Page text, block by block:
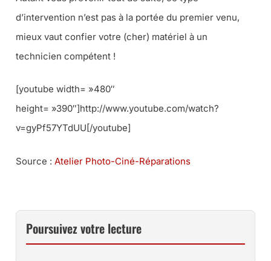
d’intervention n’est pas à la portée du premier venu,
mieux vaut confier votre (cher) matériel à un
technicien compétent !
[youtube width= »480″
height= »390″]http://www.youtube.com/watch?
v=gyPf57YTdUU[/youtube]
Source : Atelier Photo-Ciné-Réparations
Poursuivez votre lecture